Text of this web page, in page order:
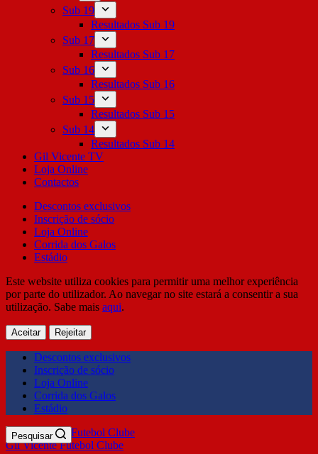
Sub 19
Resultados Sub 19
Sub 17
Resultados Sub 17
Sub 16
Resultados Sub 16
Sub 15
Resultados Sub 15
Sub 14
Resultados Sub 14
Gil Vicente TV
Loja Online
Contactos
Descontos exclusivos
Inscrição de sócio
Loja Online
Corrida dos Galos
Estádio
Este website utiliza cookies para permitir uma melhor experiência
por parte do utilizador. Ao navegar no site estará a consentir a sua
utilização. Sabe mais aqui.
Aceitar Rejeitar
Descontos exclusivos
Inscrição de sócio
Loja Online
Corrida dos Galos
Estádio
Gil Vicente Futebol Clube
Pesquisar